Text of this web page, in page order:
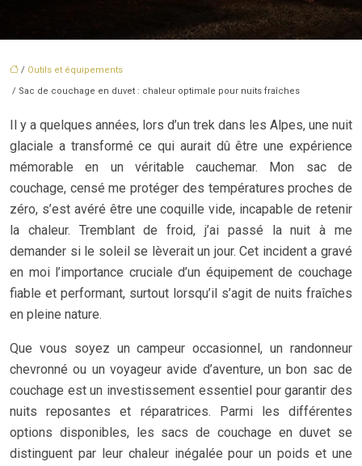
/ Outils et équipements
/ Sac de couchage en duvet : chaleur optimale pour nuits fraîches
Il y a quelques années, lors d’un trek dans les Alpes, une nuit
glaciale a transformé ce qui aurait dû être une expérience
mémorable en un véritable cauchemar. Mon sac de
couchage, censé me protéger des températures proches de
zéro, s’est avéré être une coquille vide, incapable de retenir
la chaleur. Tremblant de froid, j’ai passé la nuit à me
demander si le soleil se lèverait un jour. Cet incident a gravé
en moi l’importance cruciale d’un équipement de couchage
fiable et performant, surtout lorsqu’il s’agit de nuits fraîches
en pleine nature.
Que vous soyez un campeur occasionnel, un randonneur
chevronné ou un voyageur avide d’aventure, un bon sac de
couchage est un investissement essentiel pour garantir des
nuits reposantes et réparatrices. Parmi les différentes
options disponibles, les sacs de couchage en duvet se
distinguent par leur chaleur inégalée pour un poids et une